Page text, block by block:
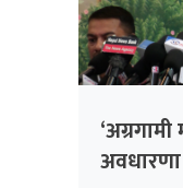
‘अग्रगामी